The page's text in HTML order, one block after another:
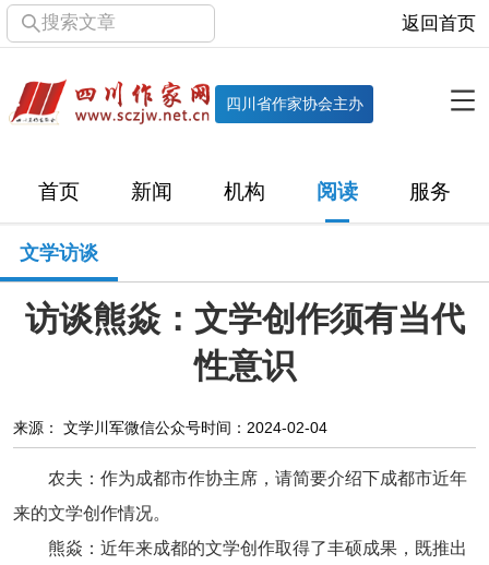
搜索文章 返回首页
四川省作家协会主办
首页 新闻 机构 阅读 服务
机构
直属单位 团体会员 主管社团 专门委员会
历届主席团
新闻
文学动态 作协工作
十百千 网络文学 万千百十
阅读
小说 散文 诗歌 文学评论
文学访谈
访谈熊焱：文学创作须有当代
性意识
来源： 文学川军微信公众号时间：2024-02-04
农夫：作为成都市作协主席，请简要介绍下成都市近年
来的文学创作情况。
熊焱：近年来成都的文学创作取得了丰硕成果，既推出